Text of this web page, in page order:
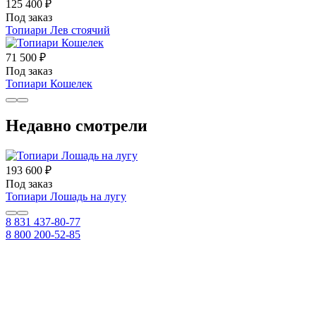
125 400 ₽
Под заказ
Топиари Лев стоячий
71 500 ₽
Под заказ
Топиари Кошелек
Недавно смотрели
193 600 ₽
Под заказ
Топиари Лошадь на лугу
8 831 437-80-77
8 800 200-52-85